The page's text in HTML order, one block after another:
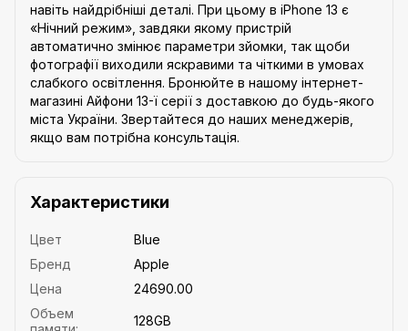
навіть найдрібніші деталі. При цьому в iPhone 13 є
«Нічний режим», завдяки якому пристрій
автоматично змінює параметри зйомки, так щоби
фотографії виходили яскравими та чіткими в умовах
слабкого освітлення. Бронюйте в нашому інтернет-
магазині Айфони 13-ї серії з доставкою до будь-якого
міста України. Звертайтеся до наших менеджерів,
якщо вам потрібна консультація.
Характеристики
Цвет
Blue
Бренд
Apple
Цена
24690.00
Объем
128GB